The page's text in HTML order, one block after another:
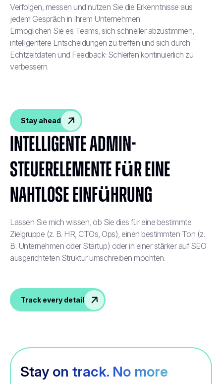
Verfolgen, messen und nutzen Sie die Erkenntnisse aus
jedem Gespräch in Ihrem Unternehmen.
Ermöglichen Sie es Teams, sich schneller abzustimmen,
intelligentere Entscheidungen zu treffen und sich durch
Echtzeitdaten und Feedback-Schleifen kontinuierlich zu
verbessern.
Stay ahead
Intelligente Admin-
Steuerelemente für eine
nahtlose Einführung
Lassen Sie mich wissen, ob Sie dies für eine bestimmte
Zielgruppe (z. B. HR, CTOs, Ops), einen bestimmten Ton (z.
B. Unternehmen oder Startup) oder in einer stärker auf SEO
ausgerichteten Struktur umschreiben möchten.
Track every detail
Stay on track. No more